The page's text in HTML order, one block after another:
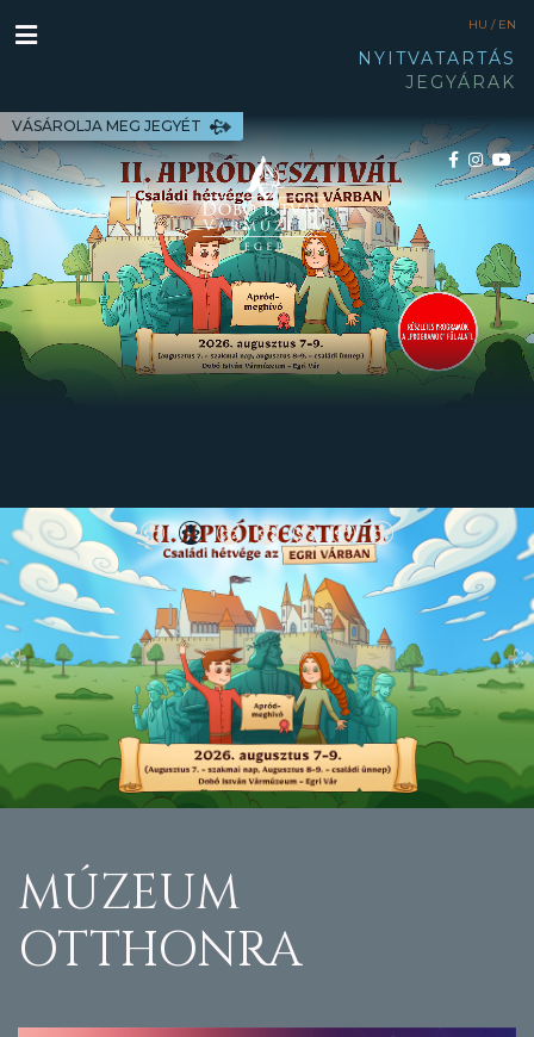
VÁSÁROLJA MEG JEGYÉT
HU / EN
NYITVATARTÁS
JEGYÁRAK
Previous
MÚZEUM
OTTHONRA